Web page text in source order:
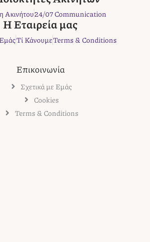
a
m
s
t
Ακινήτου24/07 Communication
Η Εταιρεία μας
Τί ΚάνουμεTerms & Conditions
Επικοινωνία
Σχετικά με Εμάς
Cookies
Terms & Conditions